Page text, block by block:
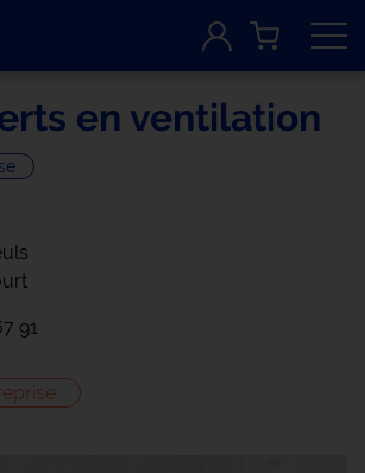
en ventilation
91